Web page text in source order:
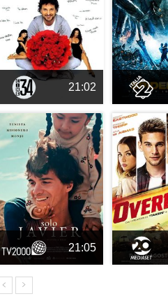
21:02
21:05